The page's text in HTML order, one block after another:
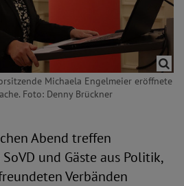
Michaela Engelmeier eröffnete
Foto: Denny Brückner
Abend treffen
und Gäste aus Politik,
Verbänden